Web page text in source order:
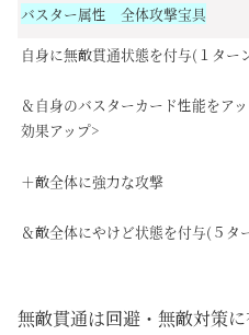
バスター属性 全体攻撃宝具
自身に無敵貫通状態を付与(１ター
＆自身のバスターカード性能をア
効果アップ>
＋敵全体に強力な攻撃
＆敵全体にやけど状態を付与(５タ
無敵貫通は回避・無敵対策に